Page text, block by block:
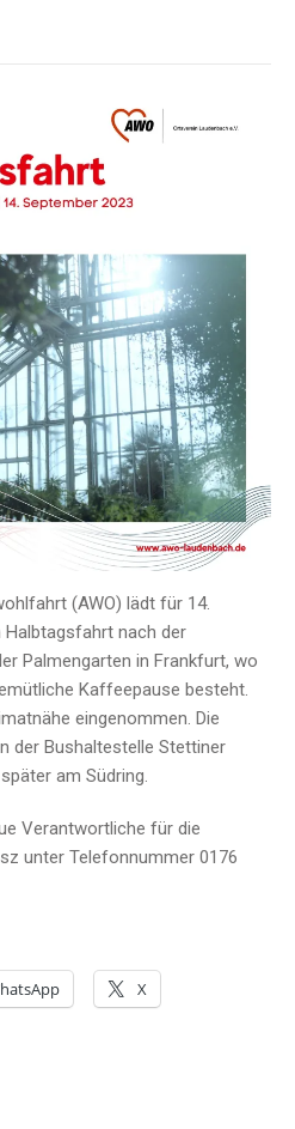
(AWO) lädt für 14.
nach der
Palmengarten in Frankfurt, wo
Kaffeepause besteht.
eingenommen. Die
der Bushaltestelle Stettiner
am Südring.
Verantwortliche für die
unter Telefonnummer 0176
X